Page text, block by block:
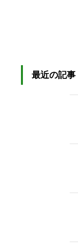
最近の記事